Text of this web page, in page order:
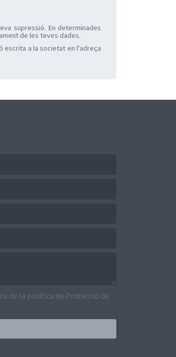
supressió. En determinades
de les teves dades.
escrita a la societat en l'adreça
de la política de Protecció de